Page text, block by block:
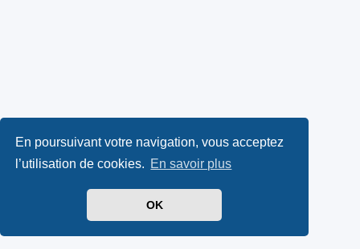
En poursuivant votre navigation, vous acceptez
l’utilisation de cookies. En savoir plus
OK